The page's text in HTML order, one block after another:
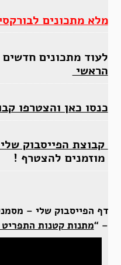
מלא מתכונים
לעוד מתכונים
הראשי
כנסו כאן והצטרפו
קבוצת הפייסבוק
מוזמנים להצטרף !
דף הפייסבוק שלי –
– “מתנות קטנות התפריט